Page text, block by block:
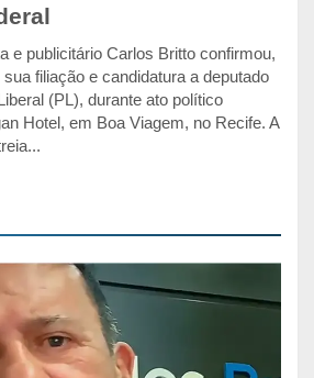
e publicitário Carlos Britto confirmou,
filiação e candidatura a deputado
(PL), durante ato político
Hotel, em Boa Viagem, no Recife. A